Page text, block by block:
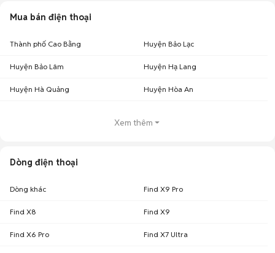
Mua bán điện thoại
Thành phố Cao Bằng Huyện Bảo Lạc
Huyện Bảo Lâm Huyện Hạ Lang
Huyện Hà Quảng Huyện Hòa An
Xem thêm
Dòng điện thoại
Dòng khác Find X9 Pro
Find X8 Find X9
Find X6 Pro Find X7 Ultra